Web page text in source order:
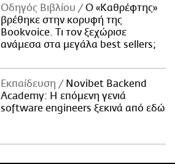
Οδηγός Βιβλίου
Ο «Καθρέφτης»
βρέθηκε στην κορυφή της
Bookvoice. Τι τον ξεχώρισε
ανάμεσα στα μεγάλα best sellers;
Εκπαίδευση
Novibet Backend
Academy: Η επόμενη γενιά
software engineers ξεκινά από εδώ